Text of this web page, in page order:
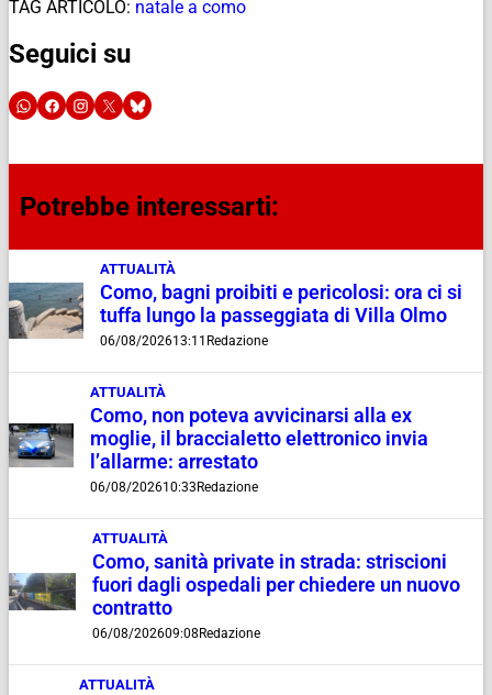
TAG ARTICOLO: natale a como
Seguici su
Potrebbe interessarti:
ATTUALITÀ
Como, bagni proibiti e pericolosi: ora ci si
tuffa lungo la passeggiata di Villa Olmo
06/08/202613:11 Redazione
ATTUALITÀ
Como, non poteva avvicinarsi alla ex
moglie, il braccialetto elettronico invia
l’allarme: arrestato
06/08/202610:33 Redazione
ATTUALITÀ
Como, sanità private in strada: striscioni
fuori dagli ospedali per chiedere un nuovo
contratto
06/08/202609:08 Redazione
ATTUALITÀ